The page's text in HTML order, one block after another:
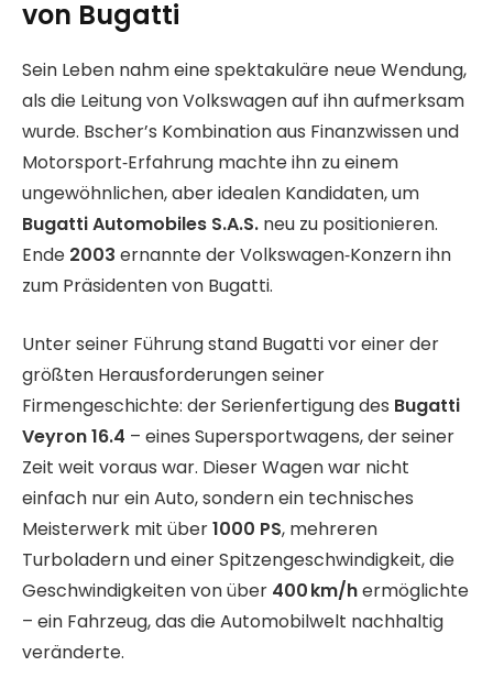
von Bugatti
Sein Leben nahm eine spektakuläre neue Wendung,
als die Leitung von Volkswagen auf ihn aufmerksam
wurde. Bscher’s Kombination aus Finanzwissen und
Motorsport‑Erfahrung machte ihn zu einem
ungewöhnlichen, aber idealen Kandidaten, um
Bugatti Automobiles S.A.S. neu zu positionieren.
Ende 2003 ernannte der Volkswagen‑Konzern ihn
zum Präsidenten von Bugatti.
Unter seiner Führung stand Bugatti vor einer der
größten Herausforderungen seiner
Firmengeschichte: der Serienfertigung des Bugatti
Veyron 16.4 – eines Supersportwagens, der seiner
Zeit weit voraus war. Dieser Wagen war nicht
einfach nur ein Auto, sondern ein technisches
Meisterwerk mit über1000 PS, mehreren
Turboladern und einer Spitzengeschwindigkeit, die
Geschwindigkeiten von über 400 km/hermöglichte
– ein Fahrzeug, das die Automobilwelt nachhaltig
veränderte.